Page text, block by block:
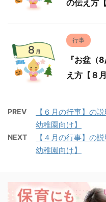
の伝え方
行事
『お盆（
え方【８
PREV
【６月の行事】の
幼稚園向け】
NEXT
【４月の行事】の
幼稚園向け】